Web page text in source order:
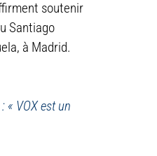
soutenir
Santiago
à Madrid.
« VOX est un